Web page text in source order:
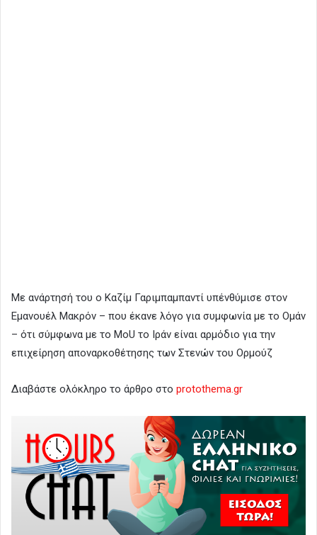
Με ανάρτησή του ο Καζίμ Γαριμπαμπαντί υπένθύμισε στον
Εμανουέλ Μακρόν – που έκανε λόγο για συμφωνία με το Ομάν
– ότι σύμφωνα με το MoU το Ιράν είναι αρμόδιο για την
επιχείρηση αποναρκοθέτησης των Στενών του Ορμούζ
Διαβάστε ολόκληρο το άρθρο στο protothema.gr